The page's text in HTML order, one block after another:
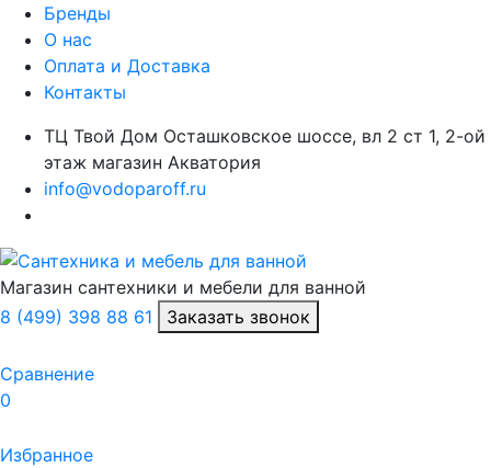
Бренды
О нас
Оплата и Доставка
Контакты
ТЦ Твой Дом Осташковское шоссе, вл 2 ст 1, 2-ой
этаж магазин Акватория
info@vodoparoff.ru
Магазин сантехники и мебели для ванной
8 (499) 398 88 61
Заказать звонок
Сравнение
0
Избранное